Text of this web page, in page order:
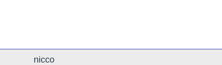
nicco